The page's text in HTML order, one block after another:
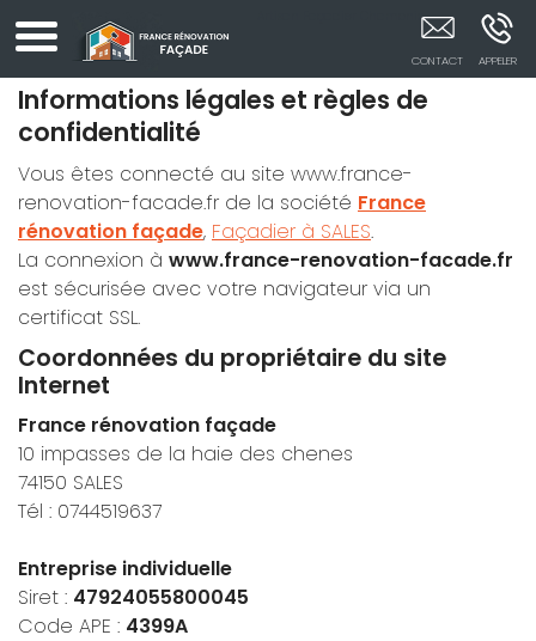
Artisan Façadier Chamonix
Informations légales et règles de
confidentialité
Vous êtes connecté au site www.france-
renovation-facade.fr de la société France
rénovation façade, Façadier à SALES.
La connexion à www.france-renovation-facade.fr
est sécurisée avec votre navigateur via un
certificat SSL.
Coordonnées du propriétaire du site
Internet
France rénovation façade
10 impasses de la haie des chenes
74150 SALES
Tél : 0744519637
Entreprise individuelle
Siret : 47924055800045
Code APE : 4399A